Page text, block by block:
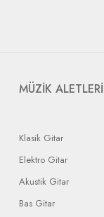
MÜZİK ALETLERİ
Klasik Gitar
Elektro Gitar
Akustik Gitar
Bas Gitar